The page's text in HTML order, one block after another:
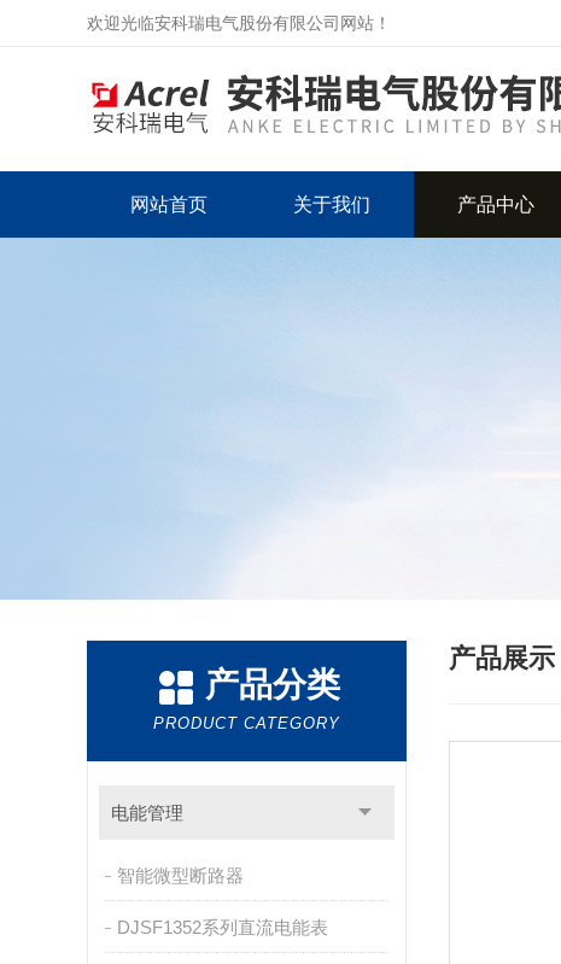
欢迎光临安科瑞电气股份有限公司网站！
网站首页 关于我们 产品中心
产品分类
PRODUCT CATEGORY
电能管理
智能微型断路器
DJSF1352系列直流电能表
产品展示